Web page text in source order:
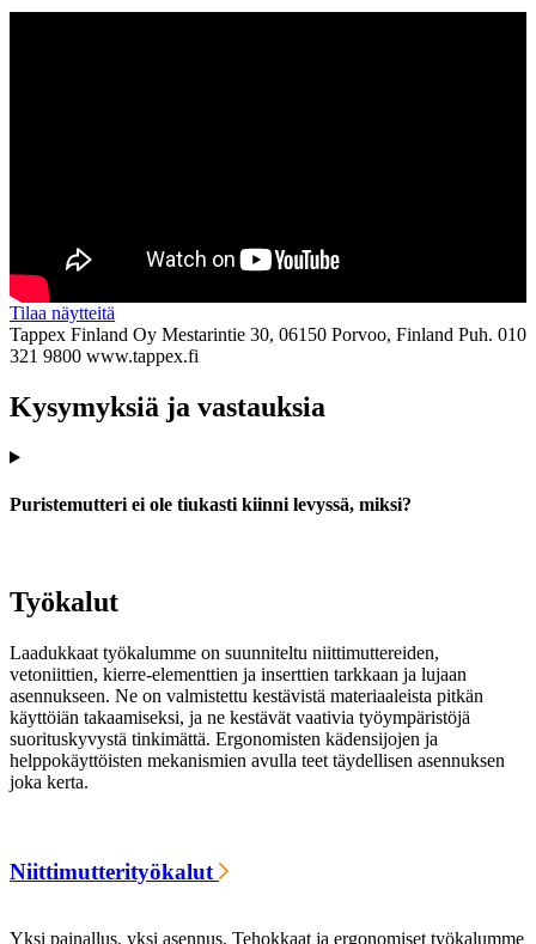
Tilaa näytteitä
Tappex Finland Oy Mestarintie 30, 06150 Porvoo, Finland Puh. 010
321 9800 www.tappex.fi
Kysymyksiä ja vastauksia
Puristemutteri ei ole tiukasti kiinni levyssä, miksi?
Työkalut
Laadukkaat työkalumme on suunniteltu niittimuttereiden,
vetoniittien, kierre-elementtien ja inserttien tarkkaan ja lujaan
asennukseen. Ne on valmistettu kestävistä materiaaleista pitkän
käyttöiän takaamiseksi, ja ne kestävät vaativia työympäristöjä
suorituskyvystä tinkimättä. Ergonomisten kädensijojen ja
helppokäyttöisten mekanismien avulla teet täydellisen asennuksen
joka kerta.
Niittimutterityökalut
Yksi painallus, yksi asennus. Tehokkaat ja ergonomiset työkalumme